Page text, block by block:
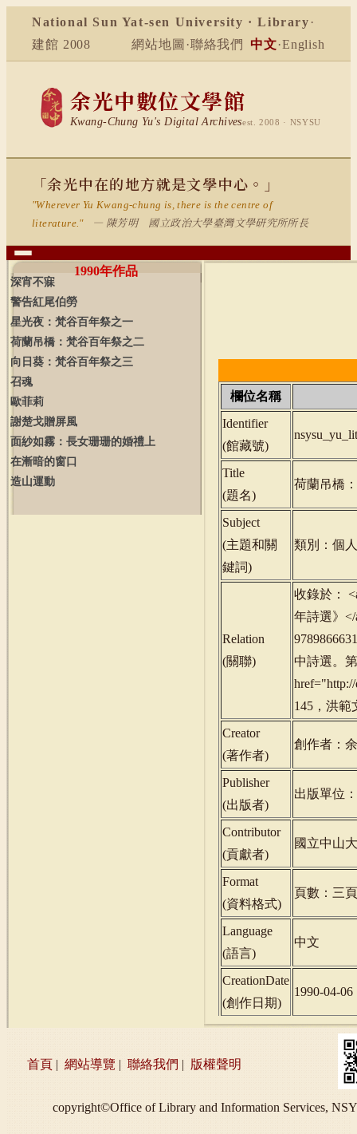
National Sun Yat-sen University · Library ·
建館 2008
網站地圖 ·聯絡我們 中文·English
余光中數位文學館
Kwang-Chung Yu's Digital Archivesest. 2008 · NSYSU
「余光中在的地方就是文學中心。」
"Wherever Yu Kwang-chung is, there is the centre of
literature."
— 陳芳明 國立政治大學臺灣文學研究所所長
1990年作品
深宵不寐
警告紅尾伯勞
星光夜：梵谷百年祭之一
荷蘭吊橋：梵谷百年祭之二
向日葵：梵谷百年祭之三
召魂
歐菲莉
謝楚戈贈屏風
面紗如霧：長女珊珊的婚禮上
在漸暗的窗口
造山運動
欄位名稱
Identifier
(館藏號)
Title
(題名)
荷蘭吊橋
Subject
(主題和關
鍵詞)
類別：個
Relation
(關聯)
收錄於：
年詩選》
中詩選。
145，洪範
Creator
(著作者)
創作者：
Publisher
(出版者)
出版單位
Contributor
(貢獻者)
國立中山
Format
(資料格式)
頁數：三頁
Language
(語言)
中文
CreationDate
(創作日期)
1990-04-06
首頁 | 網站導覽 | 聯絡我們 | 版權聲明
copyright©Office of Library and Information Services,